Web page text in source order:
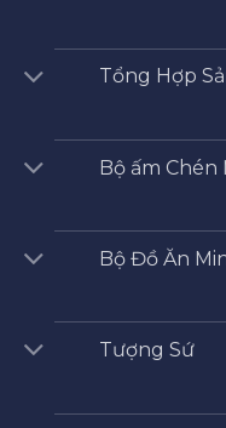
Tổng Hợp
Bộ ấm Chén
Bộ Đồ Ăn
Tượng Sứ